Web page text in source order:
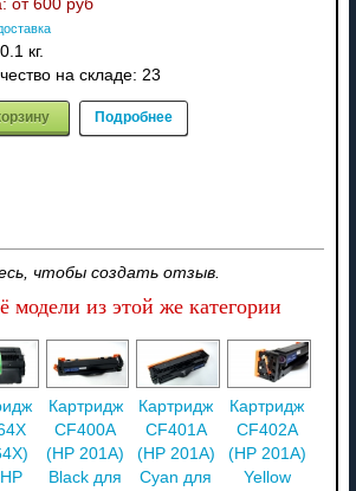
от 600 руб
0.1 кг.
на складе: 23
Подробнее
чтобы создать отзыв.
модели из этой же категории
Картридж
CF400A
(HP 201A)
Black для
Картридж
CF401A
(HP 201A)
Cyan для
Картридж
CF402A
(HP 201A)
Yellow